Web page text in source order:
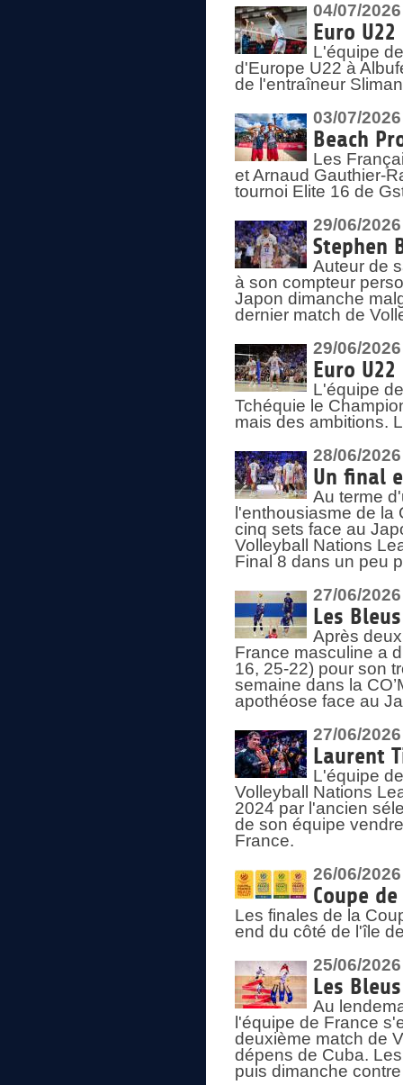
04/07/2026
Euro
L'équipe
d'Europe U22 à
de l'entraîneur
03/07/2026
Beach
Les
et Arnaud Gauthier-
tournoi Elite 16 de
29/06/2026
Stephen
Auteur de
à son compteur
Japon dimanche
dernier match de
29/06/2026
Euro
L'équipe
Tchéquie le
mais des ambitions.
28/06/2026
Un final
Au terme
l'enthousiasme de
cinq sets face au
Volleyball Nations
Final 8 dans un peu
27/06/2026
Les
Après
France masculine a
16, 25-22) pour son
semaine dans la
apothéose face au
27/06/2026
Laurent
L'équipe
Volleyball Nations
2024 par l'ancien
de son équipe
France.
26/06/2026
Coupe
Les finales de la
end du côté de l'île
25/06/2026
Les
Au
l'équipe de France
deuxième match de
dépens de Cuba.
puis dimanche